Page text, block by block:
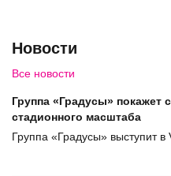
Новости
Все новости
Группа «Градусы» покажет
стадионного масштаба
Группа «Градусы» выступит